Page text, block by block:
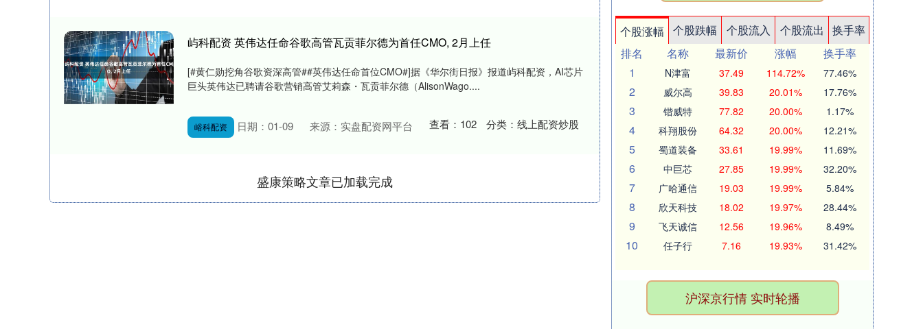
屿科配资 英伟达任命谷歌高管瓦贡菲尔德为首任CMO, 2月上任
[#黄仁勋挖角谷歌资深高管##英伟达任命首位CMO#]据《华尔街日报》报道屿科配资，AI芯片
巨头英伟达已聘请谷歌营销高管艾莉森・瓦贡菲尔德（AlisonWago....
峪科配资 日期：01-09 来源：实盘配资网平台 查看： 102 分类： 线上配资炒股
盛康策略文章已加载完成
个股涨幅 个股跌幅 个股流入 个股流出
换手率
排名
名称 最新价 涨幅
换手率
1
N津富 37.49 114.72% 77.46%
2 威尔高 39.83 20.01% 17.76%
3 锴威特 77.82 20.00% 1.17%
4 科翔股份 64.32 20.00% 12.21%
5 蜀道装备 33.61 19.99% 11.69%
6 中巨芯 27.85 19.99% 32.20%
7 广哈通信 19.03 19.99% 5.84%
8 欣天科技 18.02 19.97% 28.44%
9 飞天诚信 12.56 19.96% 8.49%
10 任子行 7.16 19.93% 31.42%
沪深京行情 实时轮播